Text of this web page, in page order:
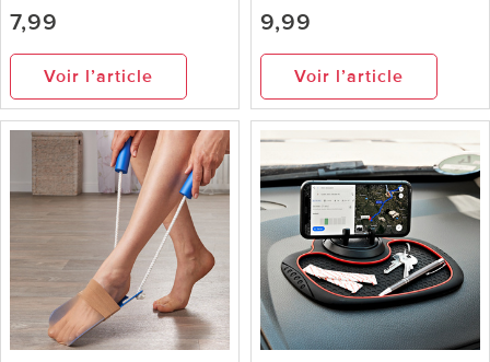
7,99
Voir l’article
9,99
Voir l’article